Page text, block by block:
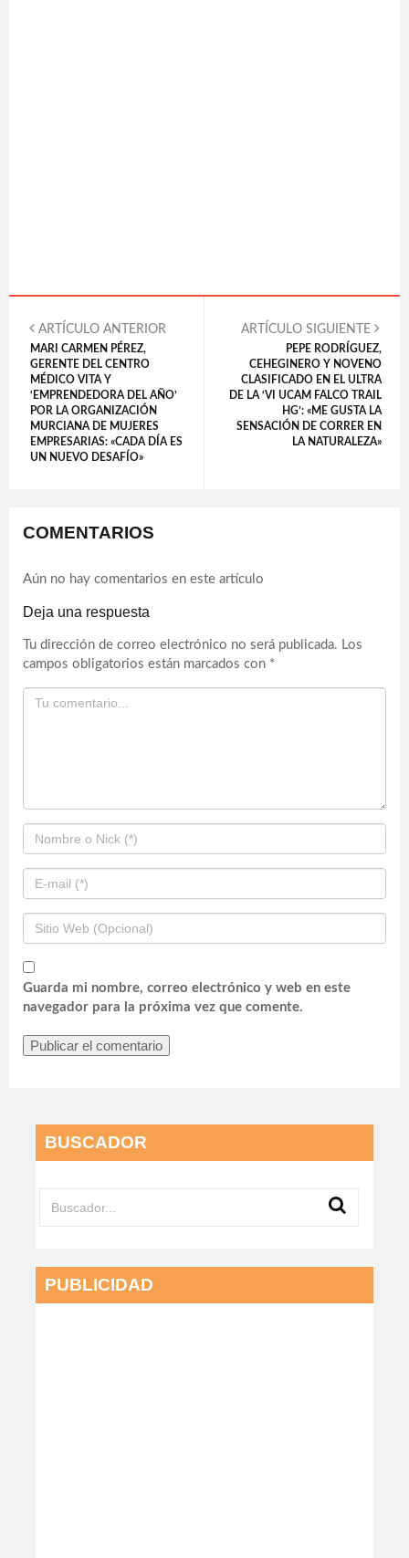
ARTÍCULO ANTERIOR
MARI CARMEN PÉREZ,
GERENTE DEL CENTRO
MÉDICO VITA Y
‘EMPRENDEDORA DEL AÑO’
POR LA ORGANIZACIÓN
MURCIANA DE MUJERES
EMPRESARIAS: «CADA DÍA ES
UN NUEVO DESAFÍO»
ARTÍCULO SIGUIENTE
PEPE RODRÍGUEZ,
CEHEGINERO Y NOVENO
CLASIFICADO EN EL ULTRA
DE LA ‘VI UCAM FALCO TRAIL
HG’: «ME GUSTA LA
SENSACIÓN DE CORRER EN
LA NATURALEZA»
COMENTARIOS
Aún no hay comentarios en este artículo
Deja una respuesta
Tu dirección de correo electrónico no será publicada. Los
campos obligatorios están marcados con *
Guarda mi nombre, correo electrónico y web en este
navegador para la próxima vez que comente.
BUSCADOR
PUBLICIDAD